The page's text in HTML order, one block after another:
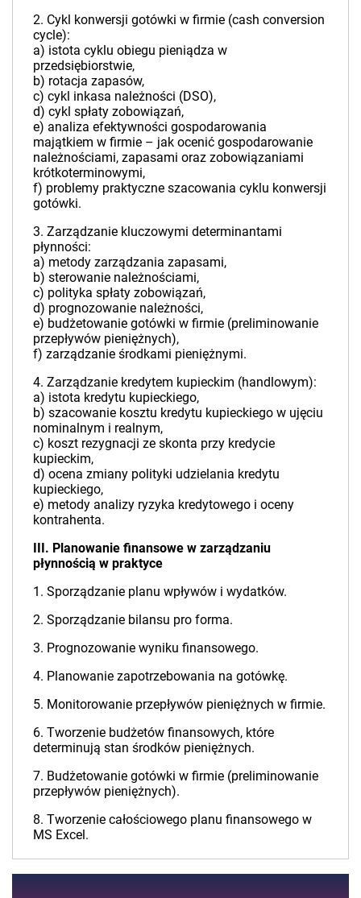
2. Cykl konwersji gotówki w firmie (cash conversion
cycle):
a) istota cyklu obiegu pieniądza w
przedsiębiorstwie,
b) rotacja zapasów,
c) cykl inkasa należności (DSO),
d) cykl spłaty zobowiązań,
e) analiza efektywności gospodarowania
majątkiem w firmie – jak ocenić gospodarowanie
należnościami, zapasami oraz zobowiązaniami
krótkoterminowymi,
f) problemy praktyczne szacowania cyklu konwersji
gotówki.
3. Zarządzanie kluczowymi determinantami
płynności:
a) metody zarządzania zapasami,
b) sterowanie należnościami,
c) polityka spłaty zobowiązań,
d) prognozowanie należności,
e) budżetowanie gotówki w firmie (preliminowanie
przepływów pieniężnych),
f) zarządzanie środkami pieniężnymi.
4. Zarządzanie kredytem kupieckim (handlowym):
a) istota kredytu kupieckiego,
b) szacowanie kosztu kredytu kupieckiego w ujęciu
nominalnym i realnym,
c) koszt rezygnacji ze skonta przy kredycie
kupieckim,
d) ocena zmiany polityki udzielania kredytu
kupieckiego,
e) metody analizy ryzyka kredytowego i oceny
kontrahenta.
III. Planowanie finansowe w zarządzaniu
płynnością w praktyce
1. Sporządzanie planu wpływów i wydatków.
2. Sporządzanie bilansu pro forma.
3. Prognozowanie wyniku finansowego.
4. Planowanie zapotrzebowania na gotówkę.
5. Monitorowanie przepływów pieniężnych w firmie.
6. Tworzenie budżetów finansowych, które
determinują stan środków pieniężnych.
7. Budżetowanie gotówki w firmie (preliminowanie
przepływów pieniężnych).
8. Tworzenie całościowego planu finansowego w
MS Excel.